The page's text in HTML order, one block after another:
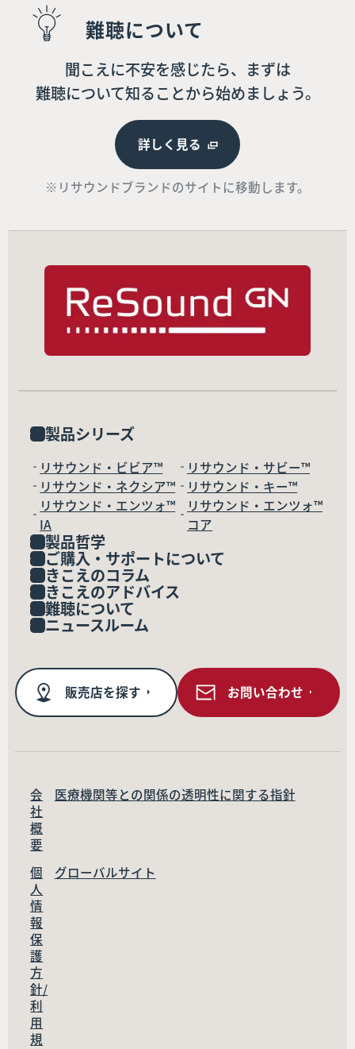
難聴について
聞こえに不安を感じたら、まずは
難聴について知ることから始めましょう。
詳しく見る
※リサウンドブランドのサイトに移動します。
製品シリーズ
リサウンド・ビビア™
リサウンド・サビー™
リサウンド・ネクシア™
リサウンド・キー™
リサウンド・エンツォ™
IA
リサウンド・エンツォ™
コア
製品哲学
ご購入・サポートについて
きこえのコラム
きこえのアドバイス
難聴について
ニュースルーム
販売店を探す お問い合わせ
会
社
概
要
医療機関等との関係の透明性に関する指針
個
人
情
報
保
護
方
針/
利
用
規
グローバルサイト